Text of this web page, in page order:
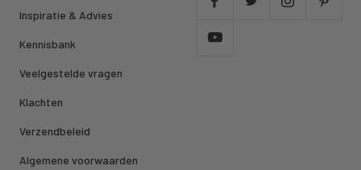
Inspiratie & Advies
Kennisbank
Veelgestelde vragen
Klachten
Verzendbeleid
Algemene voorwaarden